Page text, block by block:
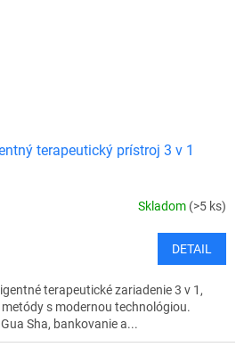
terapeutický prístroj 3 v 1
Skladom (>5 ks)
DETAIL
terapeutické zariadenie 3 v 1,
s modernou technológiou.
Sha, bankovanie a...